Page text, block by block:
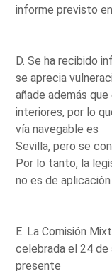
informe previsto
D. Se ha recibido
se aprecia
añade además
interiores, por lo
vía navegable es
Sevilla, pero se
Por lo tanto, la
no es de aplicación
E. La Comisión
celebrada el 24
presente